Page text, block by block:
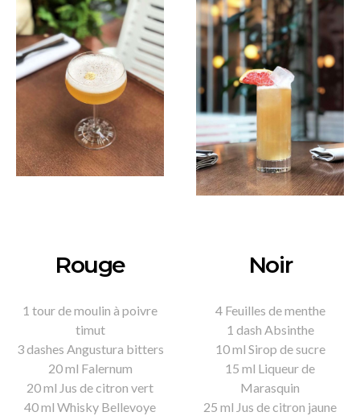
Rouge
1 tour de moulin à poivre
timut
3 dashes Angustura bitters
20 ml Falernum
20 ml Jus de citron vert
40 ml Whisky Bellevoye
Noir
4 Feuilles de menthe
1 dash Absinthe
10 ml Sirop de sucre
15 ml Liqueur de
Marasquin
25 ml Jus de citron jaune